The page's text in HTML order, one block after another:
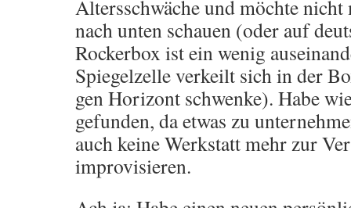
Altersschwäche und möchte
nach unten schauen (oder auf
Rockerbox ist ein wenig
Spiegelzelle verkeilt sich in der
gen Horizont schwenke). Habe
gefunden, da etwas zu
auch keine Werkstatt mehr zur
improvisieren.